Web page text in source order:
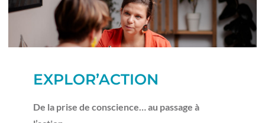
EXPLOR’ACTION
De la prise de conscience… au passage à